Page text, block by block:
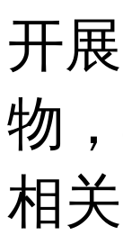
开
物
相